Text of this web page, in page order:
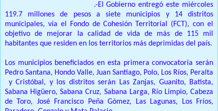
.-El Gobierno entregó este miércoles
119.7 millones de pesos a siete municipios y 14 distritos
municipales, vía el Fondo de Cohesión Territorial (FCT), con el
objetivo de mejorar la calidad de vida de más de 115 mil
habitantes que residen en los territorios más deprimidas del país.
Los municipios beneficiados en esta primera convocatoria serán
Pedro Santana, Hondo Valle, Juan Santiago, Polo, Los Ríos, Peralta
y Cristóbal, y los distritos serán Las Zanjas, Guanito, Batista,
Sabana Higüero, Sabana Cruz, Sabana Larga, Río Limpio, Cabeza
de Toro, José Francisco Peña Gómez, Las Lagunas, Los Fríos,